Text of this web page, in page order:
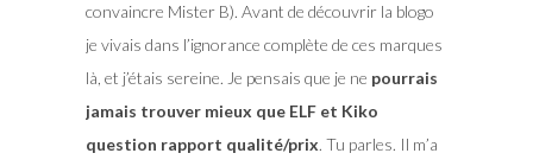
convaincre Mister B). Avant de découvrir la blogo
je vivais dans l’ignorance complète de ces marques
là, et j’étais sereine. Je pensais que je ne pourrais
jamais trouver mieux que ELF et Kiko
question rapport qualité/prix. Tu parles. Il m’a